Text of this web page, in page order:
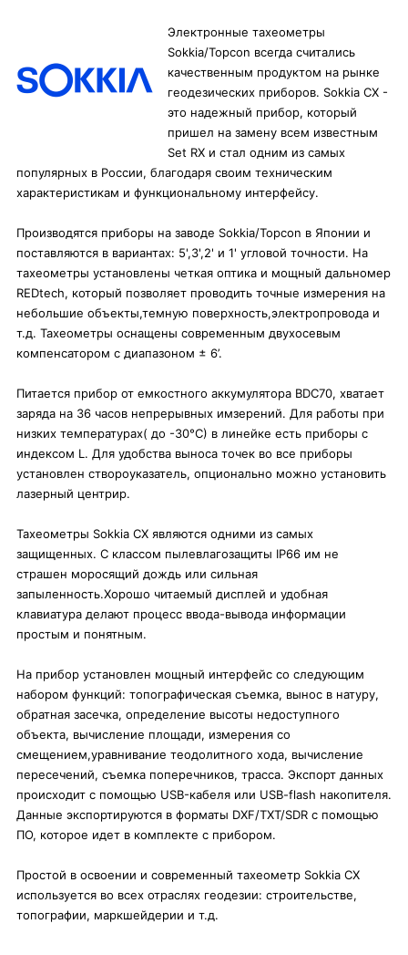
Электронные тахеометры
Sokkia/Topcon всегда считались
качественным продуктом на рынке
геодезических приборов. Sokkia CX -
это надежный прибор, который
пришел на замену всем известным
Set RX и стал одним из самых
популярных в России, благодаря своим техническим
характеристикам и функциональному интерфейсу.
Производятся приборы на заводе Sokkia/Topcon в Японии и
поставляются в вариантах: 5',3',2' и 1' угловой точности. На
тахеометры установлены четкая оптика и мощный дальномер
REDtech, который позволяет проводить точные измерения на
небольшие объекты,темную поверхность,электропровода и
т.д. Тахеометры оснащены современным двухосевым
компенсатором с диапазоном ± 6’.
Питается прибор от емкостного аккумулятора BDC70, хватает
заряда на 36 часов непрерывных имзерений. Для работы при
низких температурах( до -30°С) в линейке есть приборы с
индексом L. Для удобства выноса точек во все приборы
установлен створоуказатель, опционально можно установить
лазерный центрир.
Тахеометры Sokkia CX являются одними из самых
защищенных. С классом пылевлагозащиты IP66 им не
страшен моросящий дождь или сильная
запыленность.Хорошо читаемый дисплей и удобная
клавиатура делают процесс ввода-вывода информации
простым и понятным.
На прибор установлен мощный интерфейс со следующим
набором функций: топографическая съемка, вынос в натуру,
обратная засечка, определение высоты недоступного
объекта, вычисление площади, измерения со
смещением,уравнивание теодолитного хода, вычисление
пересечений, съемка поперечников, трасса. Экспорт данных
происходит с помощью USB-кабеля или USB-flash накопителя.
Данные экспортируются в форматы DXF/TXT/SDR с помощью
ПО, которое идет в комплекте с прибором.
Простой в освоении и современный тахеометр Sokkia CX
используется во всех отраслях геодезии: строительстве,
топографии, маркшейдерии и т.д.